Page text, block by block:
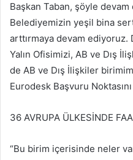
Başkan Taban, şöyle
Belediyemizin yeşil bina
arttırmaya devam ediyoruz.
Yalın Ofisimizi, AB ve Dış
de AB ve Dış İlişkiler
Eurodesk Başvuru
36 AVRUPA ÜLKESİNDE
“Bu birim içerisinde neler